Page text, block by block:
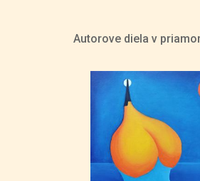
Autorove diela v